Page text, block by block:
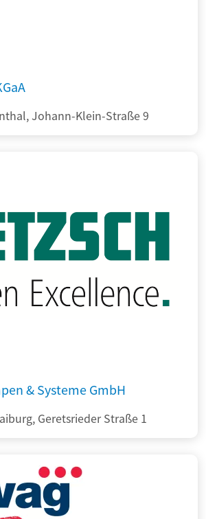
Johann-Klein-Straße 9
& Systeme GmbH
Geretsrieder Straße 1